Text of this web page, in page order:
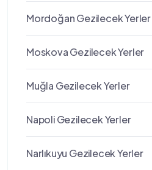
Mordoğan Gezilecek Yerler
Moskova Gezilecek Yerler
Muğla Gezilecek Yerler
Napoli Gezilecek Yerler
Narlıkuyu Gezilecek Yerler